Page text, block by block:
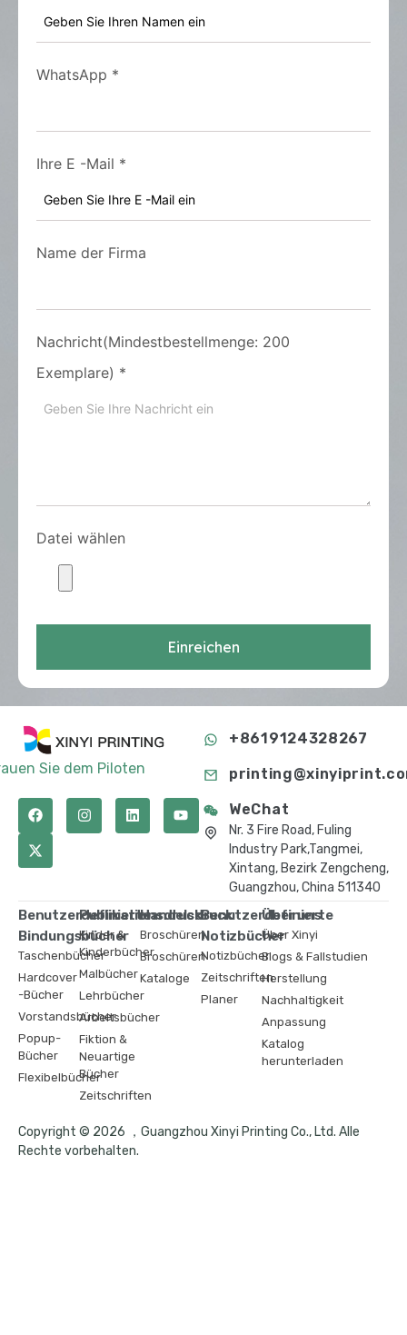
WhatsApp *
Ihre E -Mail *
Name der Firma
Nachricht(Mindestbestellmenge: 200
Exemplare) *
Datei wählen
Einreichen
Sie dem Piloten
+8619124328267
WeChat
Nr. 3 Fire Road, Fuling
Industry Park,Tangmei,
Xintang, Bezirk Zengcheng,
Guangzhou, China 511340
Benutzerdefinierte
Bindungsbücher
Taschenbücher
Hardcover
-Bücher
Vorstandsbücher
Popup-
Bücher
Flexibelbücher
Publikationsdruck
Kinder &
Kinderbücher
Malbücher
Lehrbücher
Arbeitsbücher
Fiktion &
Neuartige
Bücher
Zeitschriften
Handelsdruck
Broschüren
Broschüren
Kataloge
Benutzerdefinierte
Notizbücher
Notizbücher
Zeitschriften
Planer
Über uns
Über Xinyi
Blogs & Fallstudien
Herstellung
Nachhaltigkeit
Anpassung
Katalog
herunterladen
Copyright © 2026 ，Guangzhou Xinyi Printing Co., Ltd. Alle
Rechte vorbehalten.